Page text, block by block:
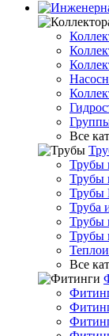
Все
Трубы
Трубы
Труба
Трубы
Трубы
Все